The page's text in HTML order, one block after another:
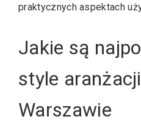
praktycznych aspektach
Jakie są
style
Warszawie